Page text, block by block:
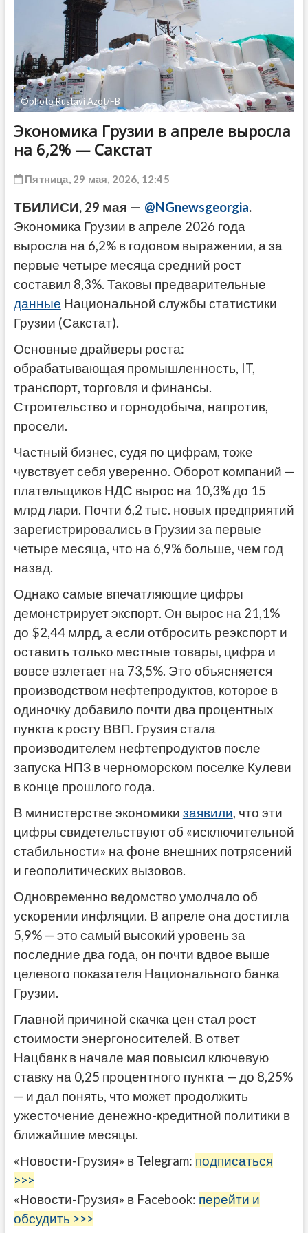
©photo Rustavi Azot/FB
Экономика Грузии в апреле выросла
на 6,2% — Сакстат
Пятница, 29 мая, 2026, 12:45
ТБИЛИСИ, 29 мая — @NGnewsgeorgia.
Экономика Грузии в апреле 2026 года
выросла на 6,2% в годовом выражении, а за
первые четыре месяца средний рост
составил 8,3%. Таковы предварительные
данные Национальной службы статистики
Грузии (Сакстат).
Основные драйверы роста:
обрабатывающая промышленность, IT,
транспорт, торговля и финансы.
Строительство и горнодобыча, напротив,
просели.
Частный бизнес, судя по цифрам, тоже
чувствует себя уверенно. Оборот компаний —
плательщиков НДС вырос на 10,3% до 15
млрд лари. Почти 6,2 тыс. новых предприятий
зарегистрировались в Грузии за первые
четыре месяца, что на 6,9% больше, чем год
назад.
Однако самые впечатляющие цифры
демонстрирует экспорт. Он вырос на 21,1%
до $2,44 млрд, а если отбросить реэкспорт и
оставить только местные товары, цифра и
вовсе взлетает на 73,5%. Это объясняется
производством нефтепродуктов, которое в
одиночку добавило почти два процентных
пункта к росту ВВП. Грузия стала
производителем нефтепродуктов после
запуска НПЗ в черноморском поселке Кулеви
в конце прошлого года.
В министерстве экономики заявили, что эти
цифры свидетельствуют об «исключительной
стабильности» на фоне внешних потрясений
и геополитических вызовов.
Одновременно ведомство умолчало об
ускорении инфляции. В апреле она достигла
5,9% — это самый высокий уровень за
последние два года, он почти вдвое выше
целевого показателя Национального банка
Грузии.
Главной причиной скачка цен стал рост
стоимости энергоносителей. В ответ
Нацбанк в начале мая повысил ключевую
ставку на 0,25 процентного пункта — до 8,25%
— и дал понять, что может продолжить
ужесточение денежно-кредитной политики в
ближайшие месяцы.
«Новости-Грузия» в Telegram: подписаться
>>>
«Новости-Грузия» в Facebook: перейти и
обсудить >>>